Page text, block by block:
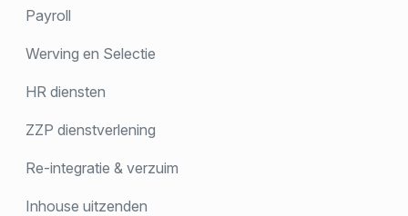
Payroll
Werving en Selectie
HR diensten
ZZP dienstverlening
Re-integratie & verzuim
Inhouse uitzenden